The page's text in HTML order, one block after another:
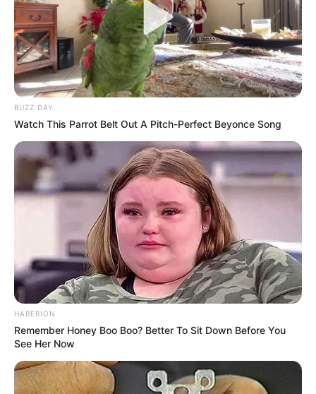
Le Pronostic PMU du Quinté du jour en 7
chevaux du PRIX PISTOL PACKER
1er: 5 FREJA
2ème: 2 TAIRANN
3ème: 3 ZVAROSHKA
4ème: 12 TERREDEGUERRE
5ème: 13 SASSICA
6ème: 15 LUNALA
7ème: 4 AVERSA
BUZZ DAY
Watch This Parrot Belt Out A Pitch-Perfect Beyonce Song
HABERION
Remember Honey Boo Boo? Better To Sit Down Before You
See Her Now